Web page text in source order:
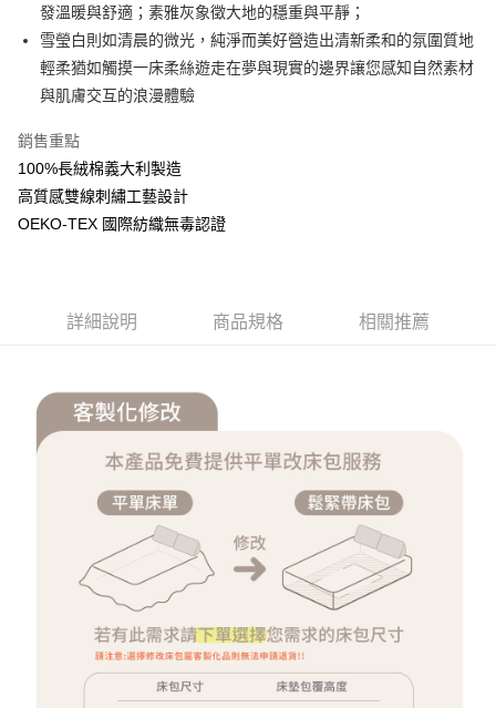
元大商業銀行
永豐商業銀行
玉山商業銀行
星展（台灣）商業銀行
台灣樂天信用卡公司
悠遊付
Google Pay
全盈+PAY
大哥付你分期
相關說明
【大哥付你分期使用說明】
2.付款方式選擇「大哥付你分期」，訂單成立後會自動跳轉到大哥付的交易
4.訂單成立30分鐘內，如未前往確認交易或遇審核未通過，訂單將自動取
消。如遇「轉專審核」未通過狀況，表示未達大哥付你分期系統評分，恕無
1.分期款項不併入電信帳單，「大哥付你分期」於每月結算日後寄送繳費提
醒簡訊。
2.透過簡訊連結打開帳單後，可選擇「超商條碼／台灣大直營門市／銀行轉
帳／街口支付／iPASS MONEY」等通路繳費。
【注意事項】
1.本服務係由「台灣大哥大股份有限公司」（以下簡稱本公司）所提供，讓
用戶於交易時，得透過本服務購買商品或服務，並由商店將買賣／分期付款
買賣價金債權讓與本公司後，依約使用本公司帳單繳交帳款。
2.基於同意付款使用「大哥付你分期」之契約關係目的，商店將以您的個人
資料（包含姓名、電話或地址）提供予台灣大哥大進項蒐集、處理及利用，
由本公司與您本人進行分期帳單所需資料之確認、核對及更正。
3.完整用戶服務條款，請詳閱以下連結：https://oppay.tw/userRule
AFTEE先享後付
１．簡單：不需註冊會員、不需綁卡、不需儲值。
【「AFTEE先享後付」結帳流程】
１．於結帳方式選擇「AFTEE先享後付」後，將跳轉至「AFTEE先享後付」
結帳頁面，進行簡訊認證並確認金額後，即可完成結帳。
２．訂單成立數日內，您將收到繳費通知簡訊。
ATM／網路銀行／等多元方式進行付款，方視為交易完成。
※ 請注意：結帳手續完成當下不需立刻繳費，但若您需要取消訂單，請聯絡
購買商品的店家。未經商家同意取消之訂單仍視為有效，需透過AFTEE先享
後付繳納相關費用。
※ 交易是否成功請以「AFTEE先享後付 」之結帳頁面顯示為準，若有關於
是否繳費成功／繳費後需取消欲退款等相關疑問，請聯繫「AFTEE先享後付
【注意事項】
１．透過由恩沛科技股份有限公司提供之「AFTEE先享後付」服務完成之交
易，需依本服務之必要範圍內提供個人資料，並將交易相關給付款項請求債
運送方式
每筆NT$65，滿NT$990(含以上)免運費
付款後全家取貨
每筆NT$65，滿NT$990(含以上)免運費
萊爾富取貨付款
每筆NT$60，滿NT$990(含以上)免運費
付款後萊爾富取貨
每筆NT$60，滿NT$990(含以上)免運費
7-11取貨付款
每筆NT$65，滿NT$990(含以上)免運費
發溫暖與舒適；素雅灰象徵大地的穩重與平靜；
雪瑩白則如清晨的微光，純淨而美好營造出清新柔和的氛圍質地
輕柔猶如觸摸一床柔絲遊走在夢與現實的邊界讓您感知自然素材
與肌膚交互的浪漫體驗
銷售重點
100%長絨棉義大利製造
高質感雙線刺繡工藝設計
OEKO-TEX 國際紡織無毒認證
詳細說明 商品規格 相關推薦